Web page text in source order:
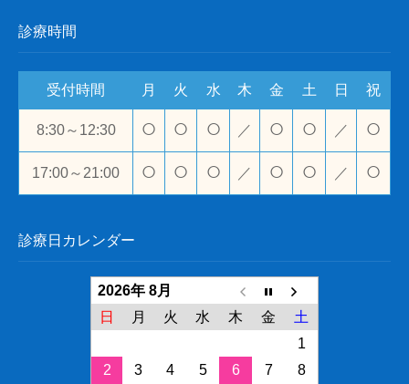
診療時間
受付時間 月 火 水 木 金 土 日 祝
8:30～12:30 ○ ○ ○ ／ ○ ○ ／ ○
17:00～21:00 ○ ○ ○ ／ ○ ○ ／ ○
診療日カレンダー
2026年 8月
日
月 火 水 木 金
土
1
2
3 4 5 6 7 8